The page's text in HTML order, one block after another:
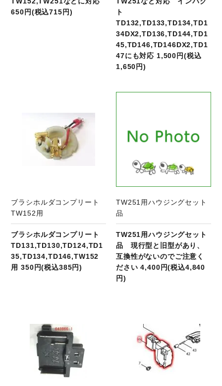
650円(税込715円)
ト
TD132,TD133,TD134,TD1
34DX2,TD136,TD144,TD1
45,TD146,TD146DX2,TD1
47にも対応 1,500円(税込
1,650円)
ブラシホルダコンプリート
TW152用
ブラシホルダコンプリート
TD131,TD130,TD124,TD1
35,TD134,TD146,TW152
用 350円(税込385円)
TW251用ハウジングセット
品
TW251用ハウジングセット
品 現行型と旧型があり、
互換性がないのでご注意く
ださい 4,400円(税込4,840
円)